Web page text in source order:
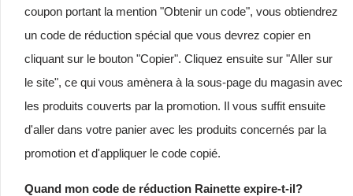
coupon portant la mention "Obtenir un code", vous obtiendrez
un code de réduction spécial que vous devrez copier en
cliquant sur le bouton "Copier". Cliquez ensuite sur "Aller sur
le site", ce qui vous amènera à la sous-page du magasin avec
les produits couverts par la promotion. Il vous suffit ensuite
d'aller dans votre panier avec les produits concernés par la
promotion et d'appliquer le code copié.
Quand mon code de réduction Rainette expire-t-il?